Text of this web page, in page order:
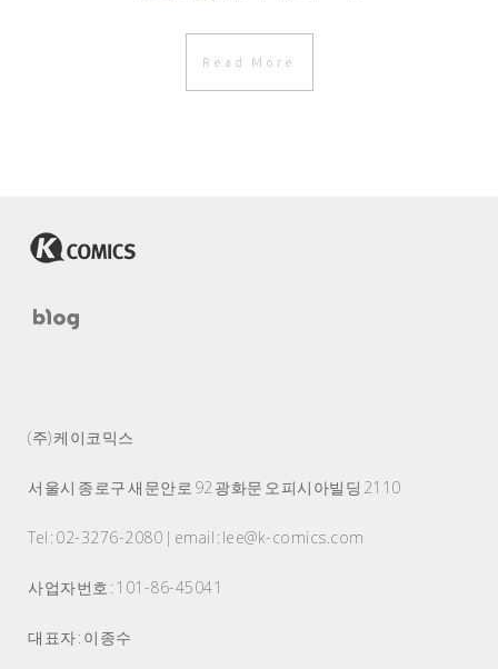
Read More
(주) 케이코믹스
서울시 종로구 새문안로 92 광화문 오피시아빌딩 2110
Tel : 02-3276-2080 | email : lee@k-comics.com
사업자번호 : 101-86-45041
대표자 : 이종수